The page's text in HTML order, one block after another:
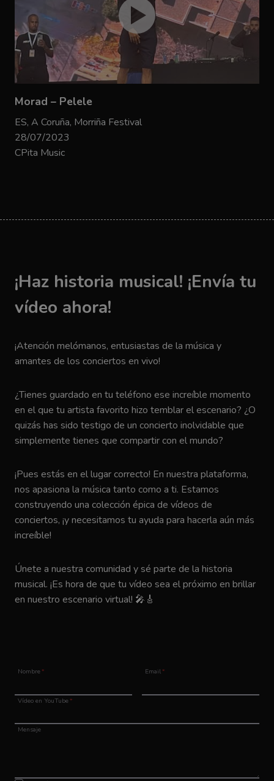
Morad – Pelele
ES, A Coruña, Morriña Festival
28/07/2023
CPita Music
¡Haz historia musical! ¡Envía tu
vídeo ahora!
¡Atención melómanos, entusiastas de la música y
amantes de los conciertos en vivo!
¿Tienes guardado en tu teléfono ese increíble momento
en el que tu artista favorito hizo temblar el escenario? ¿O
quizás has sido testigo de un concierto inolvidable que
simplemente tienes que compartir con el mundo?
¡Pues estás en el lugar correcto! En nuestra plataforma,
nos apasiona la música tanto como a ti. Estamos
construyendo una colección épica de vídeos de
conciertos, ¡y necesitamos tu ayuda para hacerla aún más
increíble!
Únete a nuestra comunidad y sé parte de la historia
musical. ¡Es hora de que tu vídeo sea el próximo en brillar
en nuestro escenario virtual! 🎤🎸
Nombre* Email*
Vídeo en YouTube*
Mensaje